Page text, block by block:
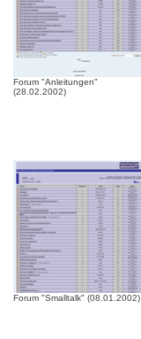
Forum "Anleitungen"
(28.02.2002)
Forum "Smalltalk" (08.01.2002)